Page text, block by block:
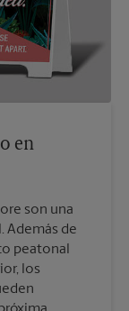
en
son una
Además de
peatonal
los